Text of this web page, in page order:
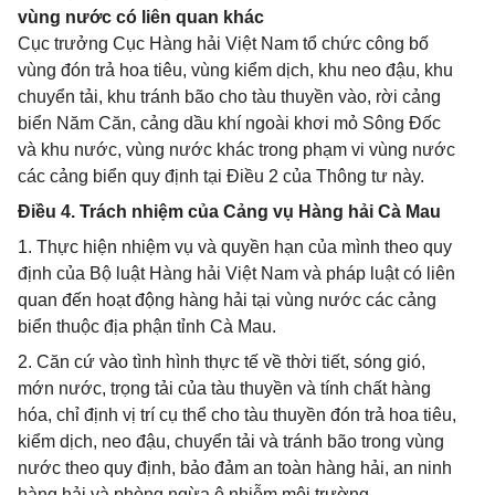
vùng nước có liên quan khác
Cục trưởng Cục Hàng hải Việt Nam tổ chức công bố
vùng đón trả hoa tiêu, vùng kiểm dịch, khu neo đậu, khu
chuyển tải, khu tránh bão cho tàu thuyền vào, rời cảng
biển Năm Căn, cảng dầu khí ngoài khơi mỏ Sông Đốc
và khu nước, vùng nước khác trong phạm vi vùng nước
các cảng biển quy định tại Điều 2 của Thông tư này.
Điều 4. Trách nhiệm của Cảng vụ Hàng hải Cà Mau
1. Thực hiện nhiệm vụ và quyền hạn của mình theo quy
định của Bộ luật Hàng hải Việt Nam và pháp luật có liên
quan đến hoạt động hàng hải tại vùng nước các cảng
biển thuộc địa phận tỉnh Cà Mau.
2. Căn cứ vào tình hình thực tế về thời tiết, sóng gió,
mớn nước, trọng tải của tàu thuyền và tính chất hàng
hóa, chỉ định vị trí cụ thể cho tàu thuyền đón trả hoa tiêu,
kiểm dịch, neo đậu, chuyển tải và tránh bão trong vùng
nước theo quy định, bảo đảm an toàn hàng hải, an ninh